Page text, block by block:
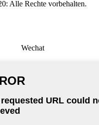
Alle Rechte vorbehalten.
Wechat